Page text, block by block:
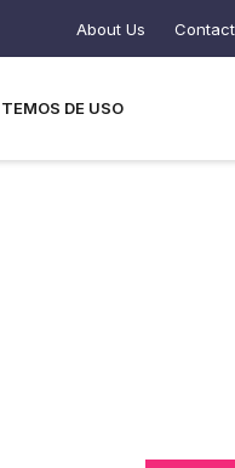
About Us Contact
TEMOS DE USO